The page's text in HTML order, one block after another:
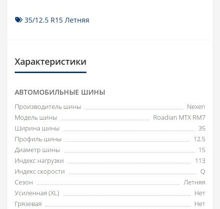
35/12.5 R15 Летняя
Характеристики
АВТОМОБИЛЬНЫЕ ШИНЫ
Производитель шины
Nexen
Модель шины
Roadian MTX RM7
Ширина шины
35
Профиль шины
12.5
Диаметр шины
15
Индекс нагрузки
113
Индекс скорости
Q
Сезон
Летняя
Усиленная (XL)
Нет
Грязевая
Нет